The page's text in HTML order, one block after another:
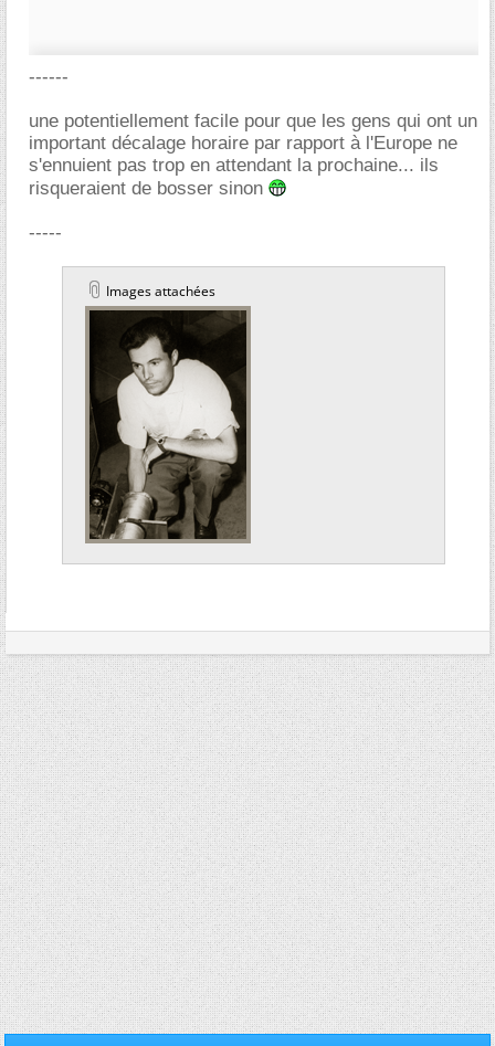
------
une potentiellement facile pour que les gens qui ont un
important décalage horaire par rapport à l'Europe ne
s'ennuient pas trop en attendant la prochaine... ils
risqueraient de bosser sinon
-----
Images attachées